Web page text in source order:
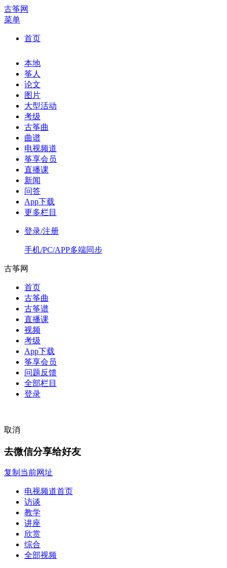
古筝网
菜单
首页
本地
筝人
论文
图片
大型活动
考级
古筝曲
曲谱
电视频道
筝享会员
直播课
新闻
问答
App下载
更多栏目
登录/注册
手机/PC/APP多端同步
古筝网
首页
古筝曲
古筝谱
直播课
视频
考级
App下载
筝享会员
问题反馈
全部栏目
登录
取消
去微信分享给好友
复制当前网址
电视频道首页
访谈
教学
讲座
欣赏
综合
全部视频